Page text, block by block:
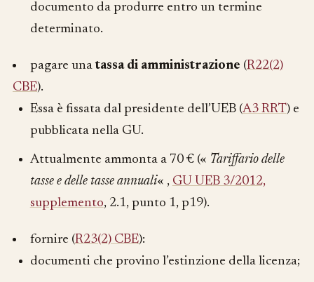
documento da produrre entro un termine
determinato.
pagare unatassa di amministrazione (R22(2)
CBE).
Essa è fissata dal presidente dell’UEB (A3 RRT) e
pubblicata nella GU.
Attualmente ammonta a 70 €(« Tariffario delle
tasse e delle tasse annuali« , GU UEB 3/2012,
supplemento, 2.1, punto 1, p19).
fornire (R23(2) CBE):
documenti che provino l’estinzione della licenza;